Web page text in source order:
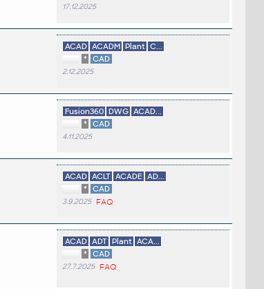
17.12.2025
ACAD ACADM Plant C...
*
CAD
2.12.2025
Fusion360 DWG ACAD...
*
CAD
4.11.2025
ACAD ACLT ACADE AD...
*
CAD
3.9.2025 FAQ
ACAD ADT Plant ACA...
*
CAD
27.7.2025 FAQ